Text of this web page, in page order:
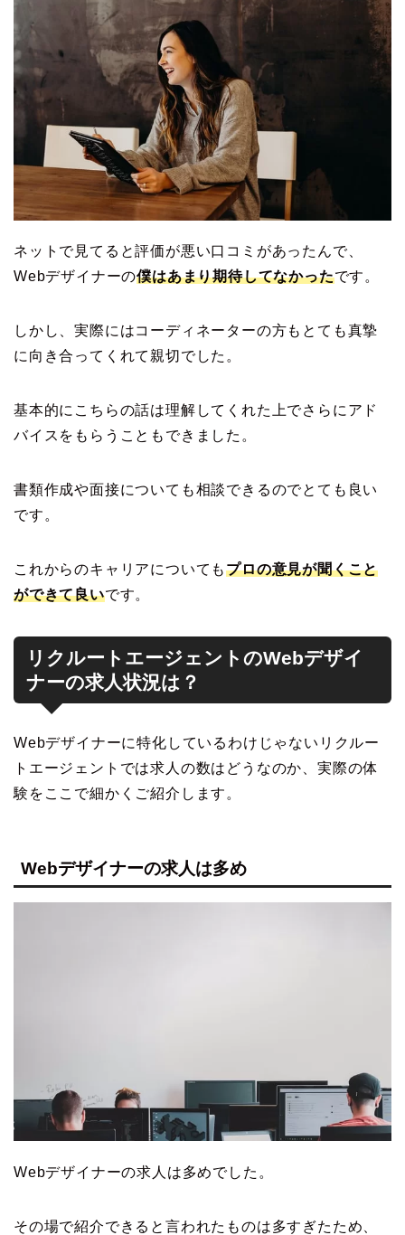
ネットで見てると評価が悪い口コミがあったんで、
Webデザイナーの僕はあまり期待してなかったです。
しかし、実際にはコーディネーターの方もとても真摯
に向き合ってくれて親切でした。
基本的にこちらの話は理解してくれた上でさらにアド
バイスをもらうこともできました。
書類作成や面接についても相談できるのでとても良い
です。
これからのキャリアについてもプロの意見が聞くこと
ができて良いです。
リクルートエージェントのWebデザイ
ナーの求人状況は？
Webデザイナーに特化しているわけじゃないリクルー
トエージェントでは求人の数はどうなのか、実際の体
験をここで細かくご紹介します。
Webデザイナーの求人は多め
Webデザイナーの求人は多めでした。
その場で紹介できると言われたものは多すぎたため、